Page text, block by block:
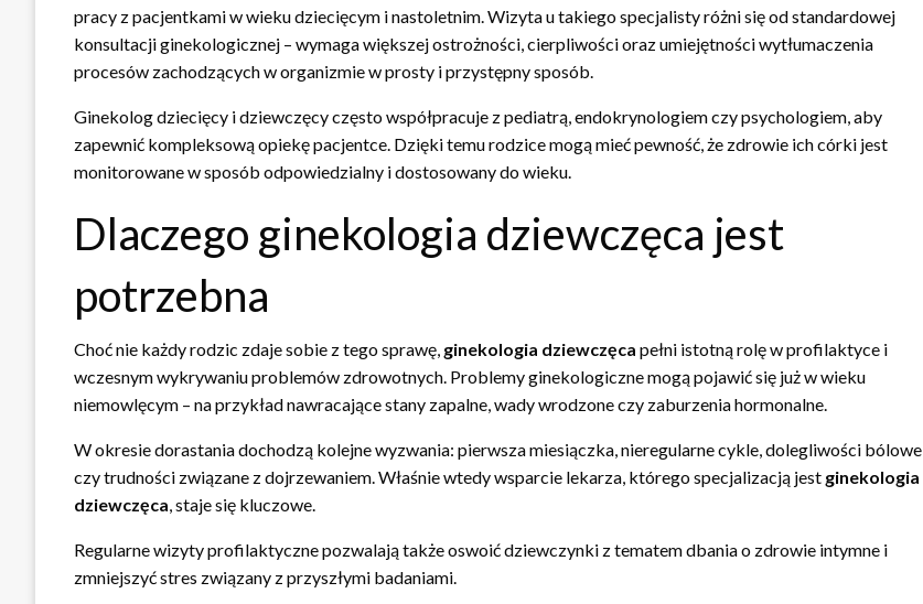
pracy z pacjentkami w wieku dziecięcym i nastoletnim. Wizyta u takiego specjalisty różni się od standardowej
konsultacji ginekologicznej – wymaga większej ostrożności, cierpliwości oraz umiejętności wytłumaczenia
procesów zachodzących w organizmie w prosty i przystępny sposób.
Ginekolog dziecięcy i dziewczęcy często współpracuje z pediatrą, endokrynologiem czy psychologiem, aby
zapewnić kompleksową opiekę pacjentce. Dzięki temu rodzice mogą mieć pewność, że zdrowie ich córki jest
monitorowane w sposób odpowiedzialny i dostosowany do wieku.
Dlaczego ginekologia dziewczęca jest
potrzebna
Choć nie każdy rodzic zdaje sobie z tego sprawę, ginekologia dziewczęca pełni istotną rolę w profilaktyce i
wczesnym wykrywaniu problemów zdrowotnych. Problemy ginekologiczne mogą pojawić się już w wieku
niemowlęcym – na przykład nawracające stany zapalne, wady wrodzone czy zaburzenia hormonalne.
W okresie dorastania dochodzą kolejne wyzwania: pierwsza miesiączka, nieregularne cykle, dolegliwości bólowe
czy trudności związane z dojrzewaniem. Właśnie wtedy wsparcie lekarza, którego specjalizacją jest ginekologia
dziewczęca, staje się kluczowe.
Regularne wizyty profilaktyczne pozwalają także oswoić dziewczynki z tematem dbania o zdrowie intymne i
zmniejszyć stres związany z przyszłymi badaniami.